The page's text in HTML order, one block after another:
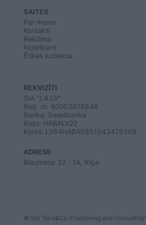
SAITES
Par mums
Kontakti
Reklāma
Noteikumi
Ētikas kodekss
REKVIZĪTI
SIA "LA.LV"
Reģ. nr. 40003616846
Banka: Swedbanka
Kods: HABALV22
Konts: LV64HABA0551043479309
ADRESE
Blaumaņa 32 - 1A, Rīga
© SIA "Ekis&Co-Positioning and Consulting"